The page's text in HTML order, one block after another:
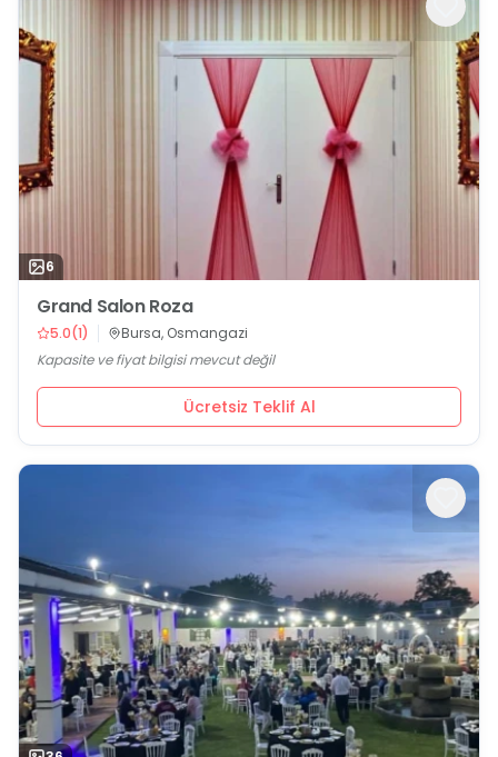
6
Grand Salon Roza
5.0(1)
Bursa, Osmangazi
Kapasite ve fiyat bilgisi mevcut değil
Ücretsiz Teklif Al